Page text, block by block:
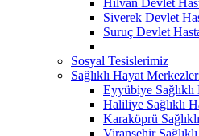
Siverek Devlet
Suruç Devlet
Sosyal Tesislerimiz
Sağlıklı Hayat
Eyyübiye
Haliliye Sağlıklı
Karaköprü
Viranşehir